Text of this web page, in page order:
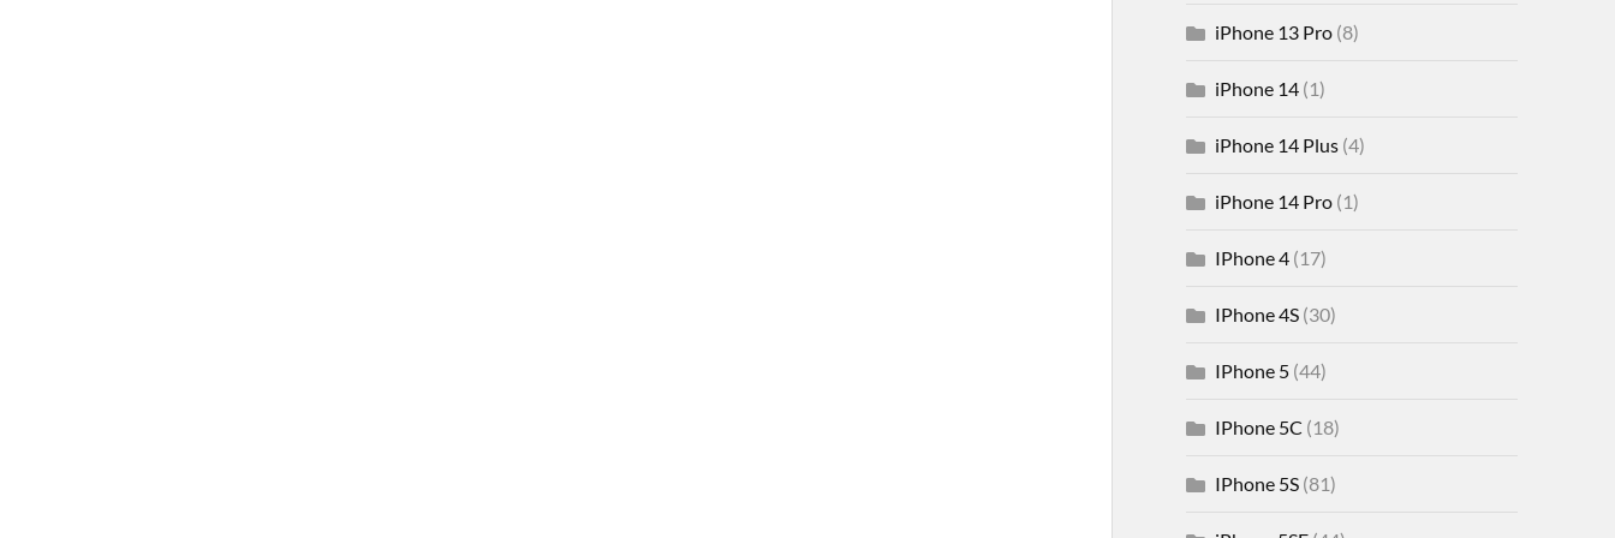
iPhone 13 Pro(8)
iPhone 14(1)
iPhone 14 Plus(4)
iPhone 14 Pro(1)
IPhone 4(17)
IPhone 4S(30)
IPhone 5(44)
IPhone 5C (18)
IPhone 5S(81)